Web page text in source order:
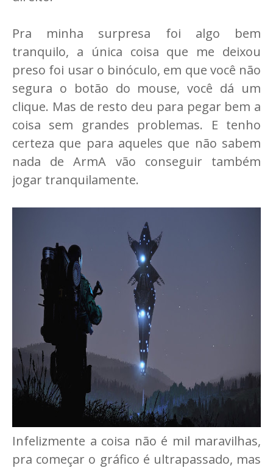
Pra minha surpresa foi algo bem
tranquilo, a única coisa que me deixou
preso foi usar o binóculo, em que você não
segura o botão do mouse, você dá um
clique. Mas de resto deu para pegar bem a
coisa sem grandes problemas. E tenho
certeza que para aqueles que não sabem
nada de ArmA vão conseguir também
jogar tranquilamente.
Infelizmente a coisa não é mil maravilhas,
pra começar o gráfico é ultrapassado, mas